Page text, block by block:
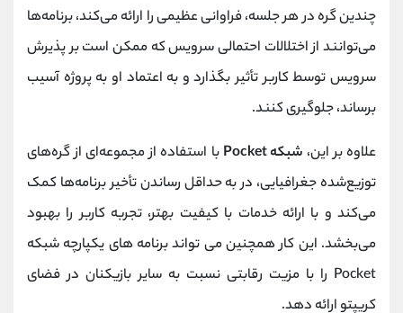
چندین گره در هر جلسه، فراوانی عظیمی را ارائه می‌کند، برنامه‌ها
می‌توانند از اختلالات احتمالی سرویس که ممکن است بر پذیرش
سرویس توسط کاربر تأثیر بگذارد و به اعتماد او به پروژه آسیب
برساند، جلوگیری کنند.
علاوه بر این، شبکه Pocket
با استفاده از مجموعه‌ای از گره‌های
توزیع‌شده جغرافیایی، در به حداقل رساندن تأخیر برنامه‌ها کمک
می‌کند و با ارائه خدمات با کیفیت بهتر، تجربه کاربر را بهبود
می‌بخشد. این کار همچنین می تواند برنامه های یکپارچه شبکه
Pocket را با مزیت رقابتی نسبت به سایر بازیکنان در فضای
کریپتو ارائه دهد.